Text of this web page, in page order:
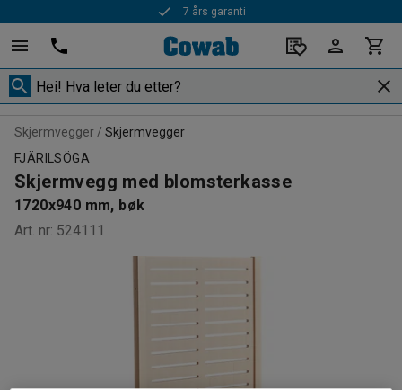
7 års garanti
Skjermvegger
Skjermvegger
FJÄRILSÖGA
Skjermvegg med blomsterkasse
1720x940 mm, bøk
Art. nr: 524111